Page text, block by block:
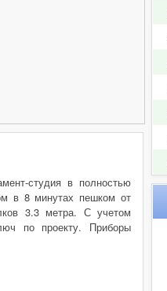
студия в полностью
в 8 минутах пешком от
3.3 метра. С учетом
по проекту. Приборы